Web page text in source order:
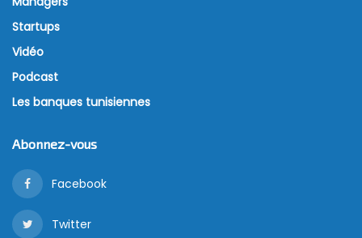
Startups
Vidéo
Podcast
Les banques tunisiennes
Abonnez-vous
Facebook
Twitter